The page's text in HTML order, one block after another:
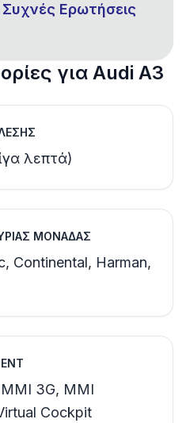
Συχνές Ερωτήσεις
για Audi A3
λεπτά)
ΜΟΝΆΔΑΣ
Continental, Harman,
3G, MMI
Cockpit